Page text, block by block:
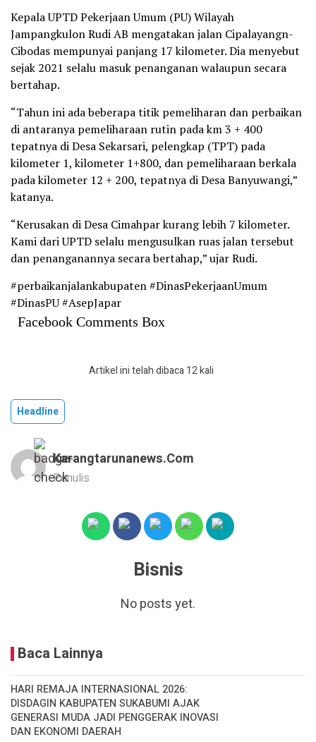
Kepala UPTD Pekerjaan Umum (PU) Wilayah
Jampangkulon Rudi AB mengatakan jalan Cipalayangn-
Cibodas mempunyai panjang 17 kilometer. Dia menyebut
sejak 2021 selalu masuk penanganan walaupun secara
bertahap.
“Tahun ini ada beberapa titik pemeliharan dan perbaikan
di antaranya pemeliharaan rutin pada km 3 + 400
tepatnya di Desa Sekarsari, pelengkap (TPT) pada
kilometer 1, kilometer 1+800, dan pemeliharaan berkala
pada kilometer 12 + 200, tepatnya di Desa Banyuwangi,”
katanya.
“Kerusakan di Desa Cimahpar kurang lebih 7 kilometer.
Kami dari UPTD selalu mengusulkan ruas jalan tersebut
dan penanganannya secara bertahap,” ujar Rudi.
#perbaikanjalankabupaten #DinasPekerjaanUmum
#DinasPU #AsepJapar
Facebook Comments Box
Artikel ini telah dibaca 12 kali
Headline
Karangtarunanews.com
Penulis
Bisnis
No posts yet.
Baca Lainnya
HARI REMAJA INTERNASIONAL 2026:
DISDAGIN KABUPATEN SUKABUMI AJAK
GENERASI MUDA JADI PENGGERAK INOVASI
DAN EKONOMI DAERAH